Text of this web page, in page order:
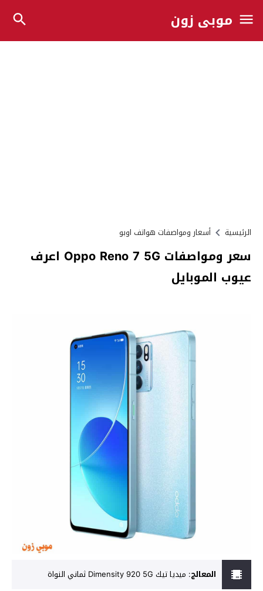
موبي زون
الرئيسية أسعار ومواصفات هواتف اوبو
سعر ومواصفات Oppo Reno 7 5G اعرف
عيوب الموبايل
المعالج: ميديا تيك Dimensity 920 5G ثماني النواة